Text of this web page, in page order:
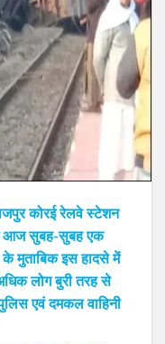
कोरई रेलवे स्टेशन
आज सुबह-सुबह एक
मुताबिक इस हादसे में
लोग बुरी तरह से
एवं दमकल वाहिनी